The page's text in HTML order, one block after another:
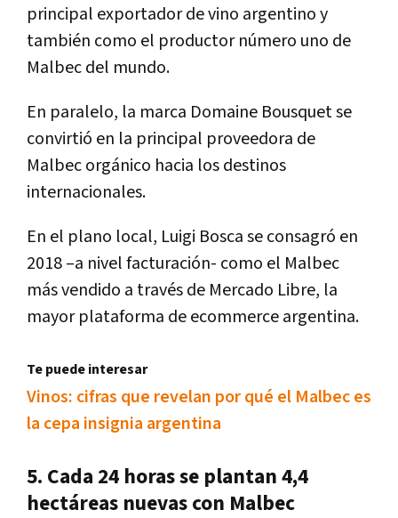
principal exportador de vino argentino y
también como el productor número uno de
Malbec del mundo.
En paralelo, la marca Domaine Bousquet se
convirtió en la principal proveedora de
Malbec orgánico hacia los destinos
internacionales.
En el plano local, Luigi Bosca se consagró en
2018 –a nivel facturación- como el Malbec
más vendido a través de Mercado Libre, la
mayor plataforma de ecommerce argentina.
Te puede interesar
Vinos: cifras que revelan por qué el Malbec es
la cepa insignia argentina
5. Cada 24 horas se plantan 4,4
hectáreas nuevas con Malbec